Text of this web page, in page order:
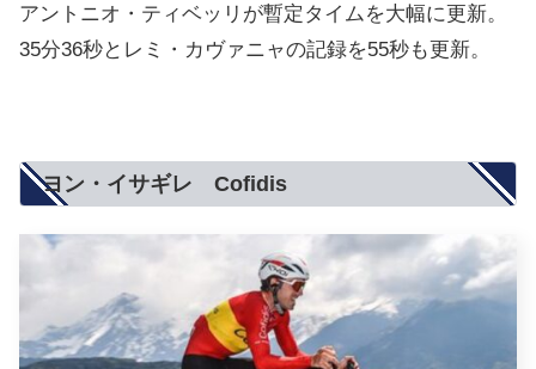
アントニオ・ティベッリが暫定タイムを大幅に更新。
35分36秒とレミ・カヴァニャの記録を55秒も更新。
ヨン・イサギレ Cofidis